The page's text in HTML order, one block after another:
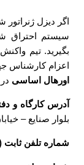
اگر دیزل ژنراتور
سیستم احتراق
بگیرید. تیم
اعزام کارشناس
اورهال اساسی
آدرس کارگاه و
بلوار صنایع –
شماره تلفن